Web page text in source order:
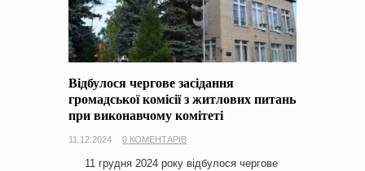
Відбулося чергове засідання
громадської комісії з житлових питань
при виконавчому комітеті
11.12.2024 0 КОМЕНТАРІВ
11 грудня 2024 року відбулося чергове